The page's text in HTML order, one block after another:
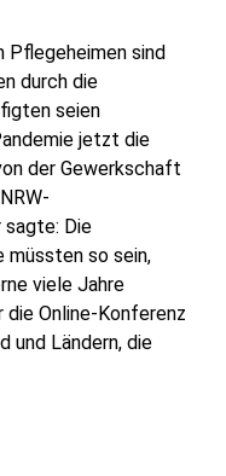
Pflegeheimen sind
durch die
seien
jetzt die
der Gewerkschaft
sagte: Die
müssten so sein,
viele Jahre
die Online-Konferenz
und Ländern, die